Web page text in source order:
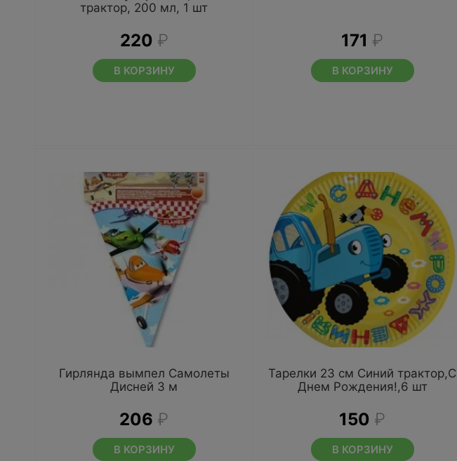
трактор, 200 мл, 1 шт
220 ₽
В КОРЗИНУ
171 ₽
В КОРЗИНУ
Гирлянда вымпел Самолеты
Дисней 3 м
206 ₽
В КОРЗИНУ
Тарелки 23 см Синий трактор,С
Днем Рождения!,6 шт
150 ₽
В КОРЗИНУ